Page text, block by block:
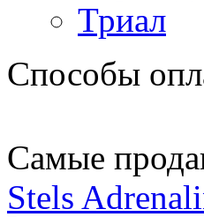
Триал
Способы
Самые
Stels